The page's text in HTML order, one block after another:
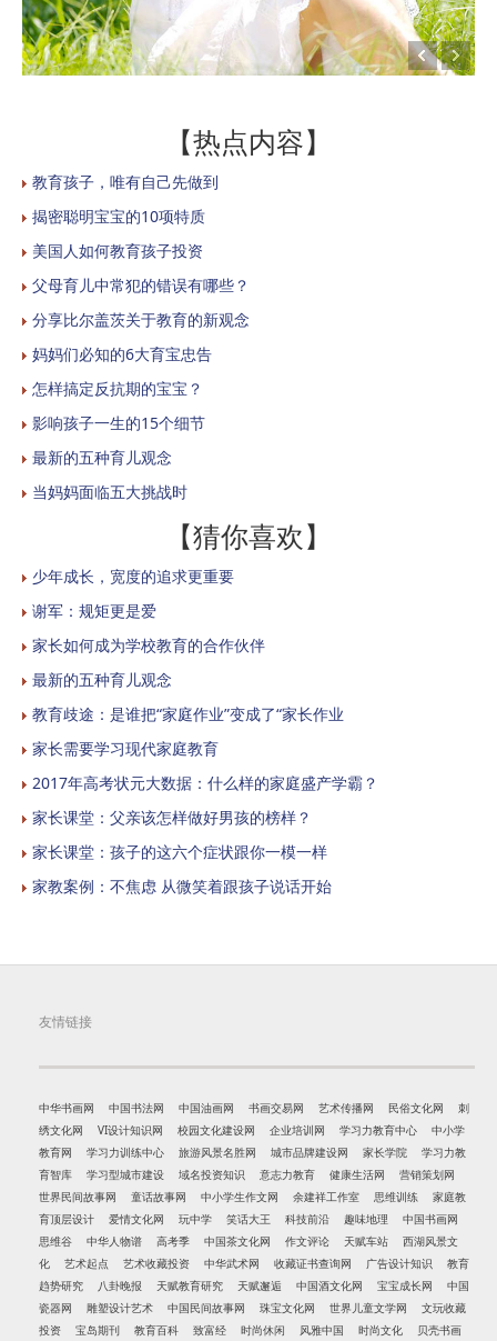
【热点内容】
教育孩子，唯有自己先做到
揭密聪明宝宝的10项特质
美国人如何教育孩子投资
父母育儿中常犯的错误有哪些？
分享比尔盖茨关于教育的新观念
妈妈们必知的6大育宝忠告
怎样搞定反抗期的宝宝？
影响孩子一生的15个细节
最新的五种育儿观念
当妈妈面临五大挑战时
【猜你喜欢】
少年成长，宽度的追求更重要
谢军：规矩更是爱
家长如何成为学校教育的合作伙伴
最新的五种育儿观念
教育歧途：是谁把“家庭作业”变成了“家长作业
家长需要学习现代家庭教育
2017年高考状元大数据：什么样的家庭盛产学霸？
家长课堂：父亲该怎样做好男孩的榜样？
家长课堂：孩子的这六个症状跟你一模一样
家教案例：不焦虑 从微笑着跟孩子说话开始
友情链接
中华书画网 中国书法网 中国油画网 书画交易网 艺术传播网 民俗文化网
刺
绣文化网
VI设计知识网 校园文化建设网 企业培训网 学习力教育中心
中小学
教育网
学习力训练中心 旅游风景名胜网 城市品牌建设网 家长学院
学习力教
育智库
学习型城市建设 域名投资知识 意志力教育 健康生活网
营销策划网
世界民间故事网
童话故事网 中小学生作文网 余建祥工作室 思维训练
家庭教
育顶层设计
爱情文化网 玩中学 笑话大王 科技前沿 趣味地理
中国书画网
思维谷
中华人物谱 高考季 中国茶文化网 作文评论 天赋车站
西湖风景文
化
艺术起点 艺术收藏投资 中华武术网 收藏证书查询网 广告设计知识
教育
趋势研究
八卦晚报 天赋教育研究 天赋邂逅 中国酒文化网 宝宝成长网
中国
瓷器网
雕塑设计艺术 中国民间故事网 珠宝文化网 世界儿童文学网
文玩收藏
投资
宝岛期刊 教育百科 致富经 时尚休闲 风雅中国 时尚文化 贝壳书画